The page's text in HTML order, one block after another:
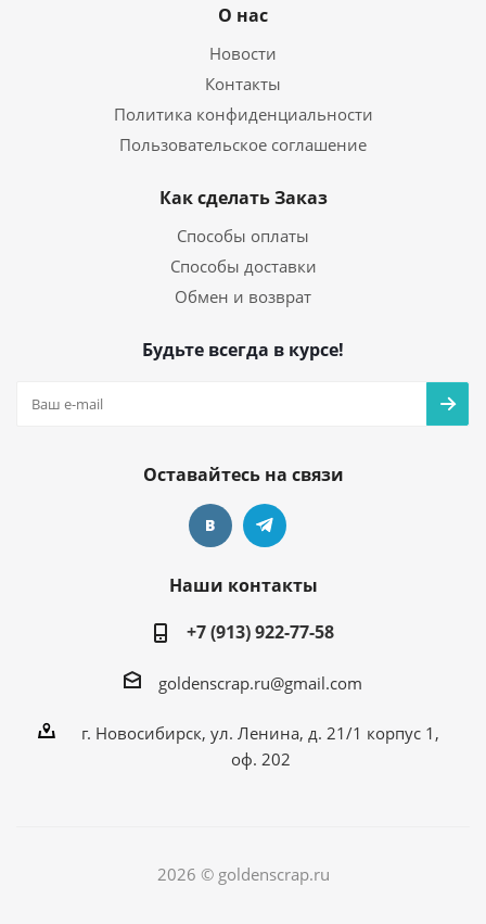
О нас
Новости
Контакты
Политика конфиденциальности
Пользовательское соглашение
Как сделать Заказ
Способы оплаты
Способы доставки
Обмен и возврат
Будьте всегда в курсе!
Оставайтесь на связи
Наши контакты
+7 (913) 922-77-58
goldenscrap.ru@gmail.com
г. Новосибирск, ул. Ленина, д. 21/1 корпус 1,
оф. 202
2026 © goldenscrap.ru